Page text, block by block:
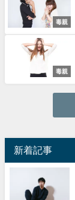
毒親
毒親
新着記事